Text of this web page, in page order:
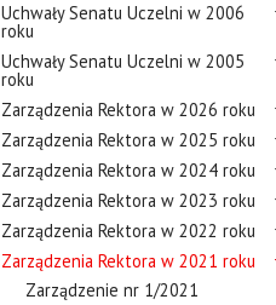
Uchwały Senatu Uczelni w 2006
roku
Uchwały Senatu Uczelni w 2005
roku
Zarządzenia Rektora w 2026 roku
Zarządzenia Rektora w 2025 roku
Zarządzenia Rektora w 2024 roku
Zarządzenia Rektora w 2023 roku
Zarządzenia Rektora w 2022 roku
Zarządzenia Rektora w 2021 roku
Zarządzenie nr 1/2021